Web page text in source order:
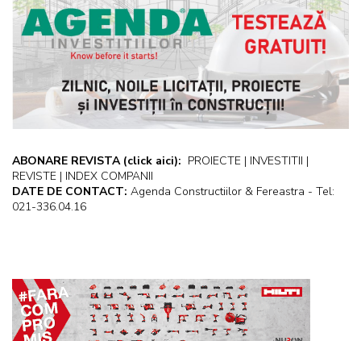
ABONARE REVISTA (click aici): PROIECTE | INVESTITII |
REVISTE | INDEX COMPANII
DATE DE CONTACT: Agenda Constructiilor & Fereastra - Tel:
021-336.04.16